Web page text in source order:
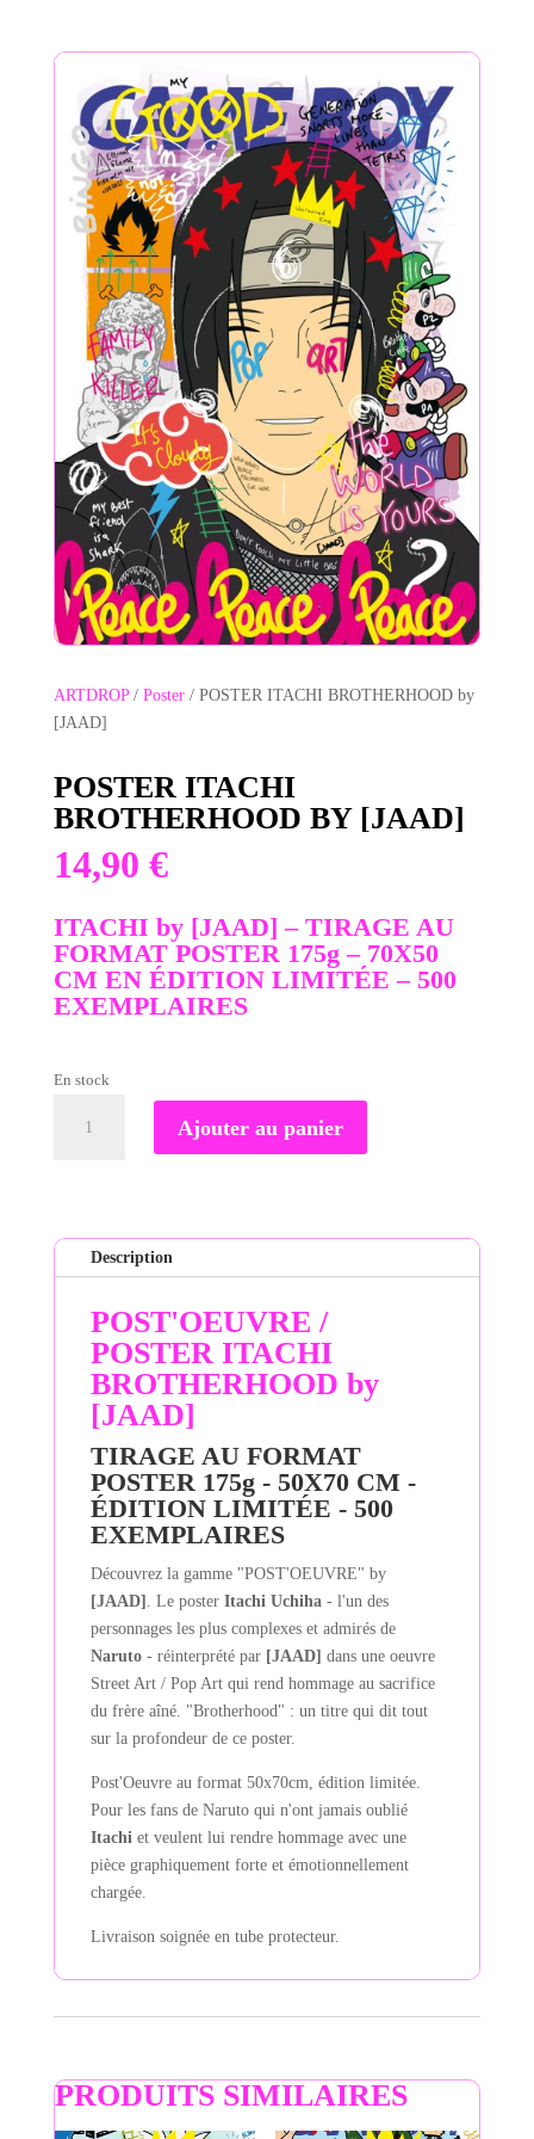
ARTDROP/ Poster/ POSTER ITACHI BROTHERHOOD by
[JAAD]
POSTER ITACHI
BROTHERHOOD BY [JAAD]
14,90 €
ITACHI by [JAAD] – TIRAGE AU
FORMAT POSTER 175g – 70X50
CM EN ÉDITION LIMITÉE – 500
EXEMPLAIRES
En stock
by
[JAAD]
Ajouter au panier
Description
POST'OEUVRE /
POSTER ITACHI
BROTHERHOOD by
[JAAD]
TIRAGE AU FORMAT
POSTER 175g - 50X70 CM -
ÉDITION LIMITÉE - 500
EXEMPLAIRES
Découvrez la gamme "POST'OEUVRE" by
[JAAD] . Le poster Itachi Uchiha - l'un des
personnages les plus complexes et admirés de
Naruto- réinterprété par [JAAD] dans une oeuvre
Street Art / Pop Art qui rend hommage au sacrifice
du frère aîné. "Brotherhood" : un titre qui dit tout
sur la profondeur de ce poster.
Post'Oeuvre au format 50x70cm, édition limitée.
Pour les fans de Naruto qui n'ont jamais oublié
Itachi et veulent lui rendre hommage avec une
pièce graphiquement forte et émotionnellement
chargée.
Livraison soignée en tube protecteur.
PRODUITS SIMILAIRES